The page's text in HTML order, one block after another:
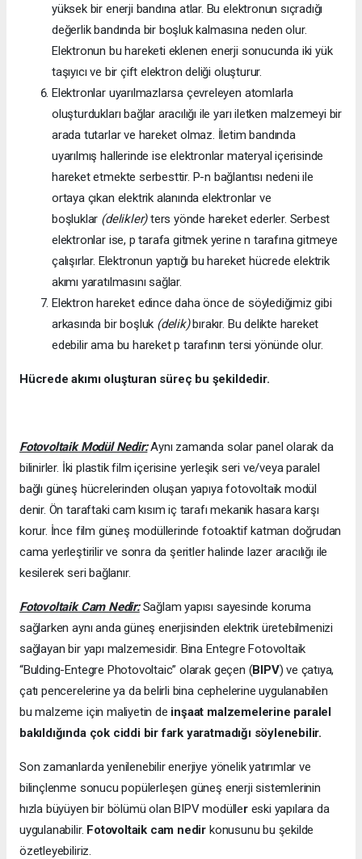
yüksek bir enerji bandına atlar. Bu elektronun sıçradığı
değerlik bandında bir boşluk kalmasına neden olur.
Elektronun bu hareketi eklenen enerji sonucunda iki yük
taşıyıcı ve bir çift elektron deliği oluşturur.
Elektronlar uyarılmazlarsa çevreleyen atomlarla
oluşturdukları bağlar aracılığı ile yarı iletken malzemeyi bir
arada tutarlar ve hareket olmaz. İletim bandında
uyarılmış hallerinde ise elektronlar materyal içerisinde
hareket etmekte serbesttir. P-n bağlantısı nedeni ile
ortaya çıkan elektrik alanında elektronlar ve
boşluklar (delikler)ters yönde hareket ederler. Serbest
elektronlar ise, p tarafa gitmek yerine n tarafına gitmeye
çalışırlar. Elektronun yaptığı bu hareket hücrede elektrik
akımı yaratılmasını sağlar.
Elektron hareket edince daha önce de söylediğimiz gibi
arkasında bir boşluk (delik)bırakır. Bu delikte hareket
edebilir ama bu hareket p tarafının tersi yönünde olur.
Hücrede akımı oluşturan süreç bu şekildedir.
Fotovoltaik Modül Nedir:Aynı zamanda solar panel olarak da
bilinirler. İki plastik film içerisine yerleşik seri ve/veya paralel
bağlı güneş hücrelerinden oluşan yapıya fotovoltaik modül
denir. Ön taraftaki cam kısım iç tarafı mekanik hasara karşı
korur. İnce film güneş modüllerinde fotoaktif katman doğrudan
cama yerleştirilir ve sonra da şeritler halinde lazer aracılığı ile
kesilerek seri bağlanır.
Fotovoltaik Cam Nedir:Sağlam yapısı sayesinde koruma
sağlarken aynı anda güneş enerjisinden elektrik üretebilmenizi
sağlayan bir yapı malzemesidir. Bina Entegre Fotovoltaik
“Bulding-Entegre Photovoltaic” olarak geçen (BIPV) ve çatıya,
çatı pencerelerine ya da belirli bina cephelerine uygulanabilen
bu malzeme için maliyetin de inşaat malzemelerine paralel
bakıldığında çok ciddi bir fark yaratmadığı söylenebilir.
Son zamanlarda yenilenebilir enerjiye yönelik yatırımlar ve
bilinçlenme sonucu popülerleşen güneş enerji sistemlerinin
hızla büyüyen bir bölümü olan BIPV modüller eski yapılara da
uygulanabilir. Fotovoltaik cam nedir konusunu bu şekilde
özetleyebiliriz.